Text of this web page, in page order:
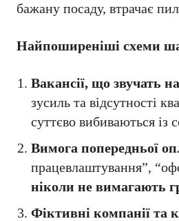
бажану посаду, втрачає
Найпоширеніші схеми
Вакансії, що звучать
зусиль та відсутності
суттєво вибиваються із
Вимога попередньої
працевлаштування”,
ніколи не вимагають
Фіктивні компанії та